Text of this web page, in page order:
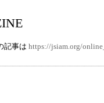
記事は https://jsiam.org/